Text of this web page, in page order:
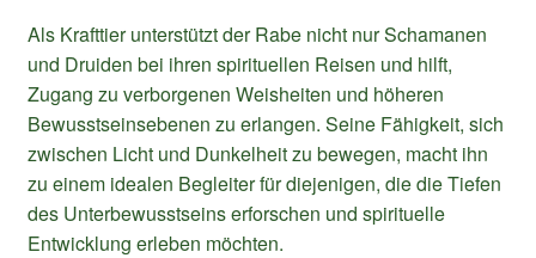
Als Krafttier unterstützt der Rabe nicht nur Schamanen
und Druiden bei ihren spirituellen Reisen und hilft,
Zugang zu verborgenen Weisheiten und höheren
Bewusstseinsebenen zu erlangen. Seine Fähigkeit, sich
zwischen Licht und Dunkelheit zu bewegen, macht ihn
zu einem idealen Begleiter für diejenigen, die die Tiefen
des Unterbewusstseins erforschen und spirituelle
Entwicklung erleben möchten.